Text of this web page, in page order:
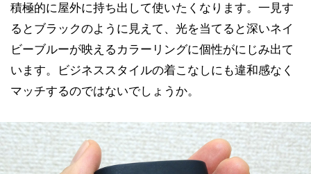
積極的に屋外に持ち出して使いたくなります。一見す
るとブラックのように見えて、光を当てると深いネイ
ビーブルーが映えるカラーリングに個性がにじみ出て
います。ビジネススタイルの着こなしにも違和感なく
マッチするのではないでしょうか。